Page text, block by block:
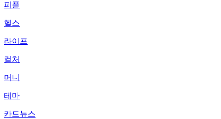
피플
헬스
라이프
컬처
머니
테마
카드뉴스